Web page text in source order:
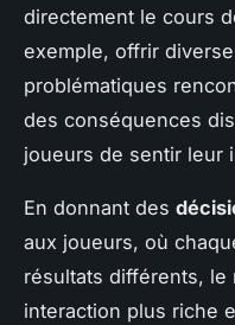
directement le cours
exemple, offrir
problématiques
des conséquences
joueurs de sentir leur
En donnant des
aux joueurs, où
résultats différents, le
interaction plus riche